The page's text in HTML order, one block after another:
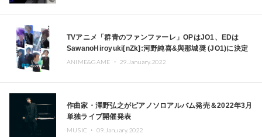
TVアニメ「群青のファンファーレ」OPはJO1、EDは
SawanoHiroyuki[nZk]:河野純喜&與那城奨 (JO1)に決定
ANIME&GAME ・ 29.January.2022
作曲家・澤野弘之がピアノソロアルバム発売＆2022年3月
単独ライブ開催発表
MUSIC ・ 09.January.2022